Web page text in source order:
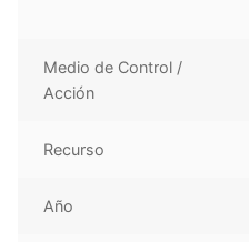
Medio de Control /
Acción
Recurso
Año